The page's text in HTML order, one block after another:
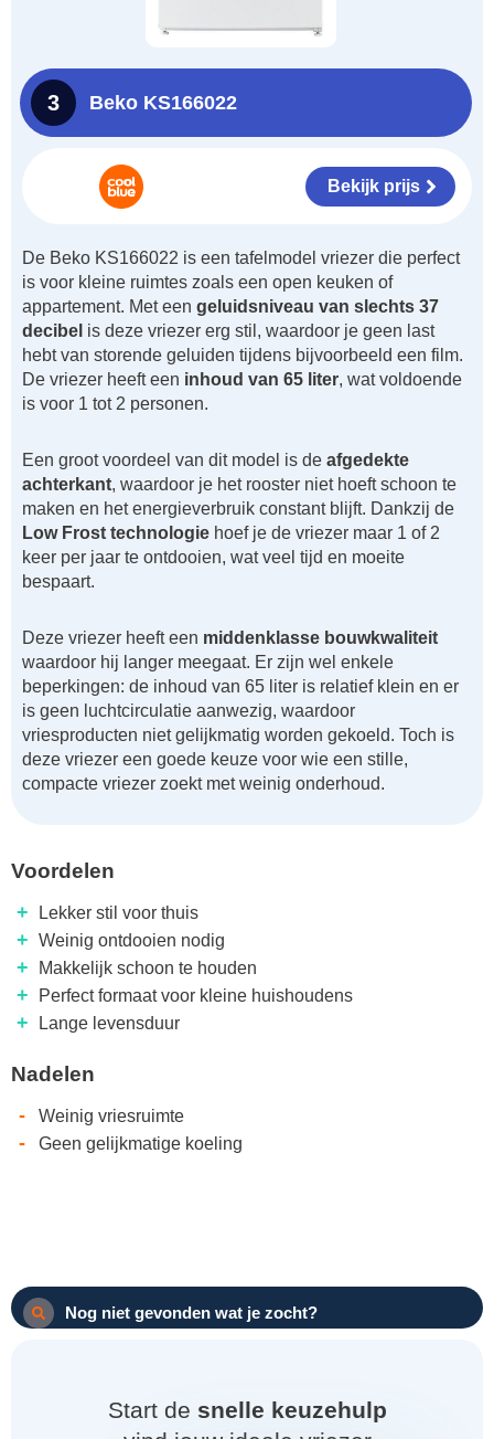
3 Beko KS166022
Bekijk prijs
De Beko KS166022 is een tafelmodel vriezer die perfect
is voor kleine ruimtes zoals een open keuken of
appartement. Met een geluidsniveau van slechts 37
decibel is deze vriezer erg stil, waardoor je geen last
hebt van storende geluiden tijdens bijvoorbeeld een film.
De vriezer heeft een inhoud van 65 liter, wat voldoende
is voor 1 tot 2 personen.
Een groot voordeel van dit model is de afgedekte
achterkant, waardoor je het rooster niet hoeft schoon te
maken en het energieverbruik constant blijft. Dankzij de
Low Frost technologie hoef je de vriezer maar 1 of 2
keer per jaar te ontdooien, wat veel tijd en moeite
bespaart.
Deze vriezer heeft een middenklasse bouwkwaliteit
waardoor hij langer meegaat. Er zijn wel enkele
beperkingen: de inhoud van 65 liter is relatief klein en er
is geen luchtcirculatie aanwezig, waardoor
vriesproducten niet gelijkmatig worden gekoeld. Toch is
deze vriezer een goede keuze voor wie een stille,
compacte vriezer zoekt met weinig onderhoud.
Voordelen
+ Lekker stil voor thuis
+ Weinig ontdooien nodig
+ Makkelijk schoon te houden
+ Perfect formaat voor kleine huishoudens
+ Lange levensduur
Nadelen
- Weinig vriesruimte
- Geen gelijkmatige koeling
Nog niet gevonden wat je zocht?
Start de snelle keuzehulp